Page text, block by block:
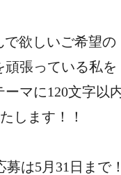
欲しいご希望の
張っている私を
マに120文字以
します！！
は5月31日まで！